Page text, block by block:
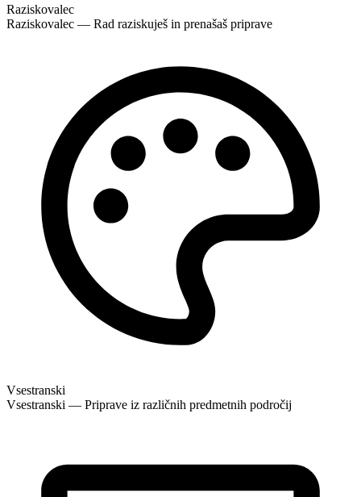
Raziskovalec
Raziskovalec — Rad raziskuješ in prenašaš priprave
Vsestranski
Vsestranski — Priprave iz različnih predmetnih področij